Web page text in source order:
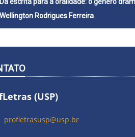
Wellington Rodrigues Ferreira
(USP)
profletrasusp@usp.br